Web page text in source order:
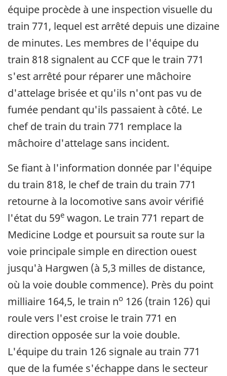
équipe procède à une inspection visuelle du
train 771, lequel est arrêté depuis une dizaine
de minutes. Les membres de l'équipe du
train 818 signalent au CCF que le train 771
s'est arrêté pour réparer une mâchoire
d'attelage brisée et qu'ils n'ont pas vu de
fumée pendant qu'ils passaient à côté. Le
chef de train du train 771 remplace la
mâchoire d'attelage sans incident.
Se fiant à l'information donnée par l'équipe
du train 818, le chef de train du train 771
retourne à la locomotive sans avoir vérifié
l'état du 59e wagon. Le train 771 repart de
Medicine Lodge et poursuit sa route sur la
voie principale simple en direction ouest
jusqu'à Hargwen (à 5,3 milles de distance,
où la voie double commence). Près du point
milliaire 164,5, le train no 126 (train 126) qui
roule vers l'est croise le train 771 en
direction opposée sur la voie double.
L'équipe du train 126 signale au train 771
que de la fumée s'échappe dans le secteur